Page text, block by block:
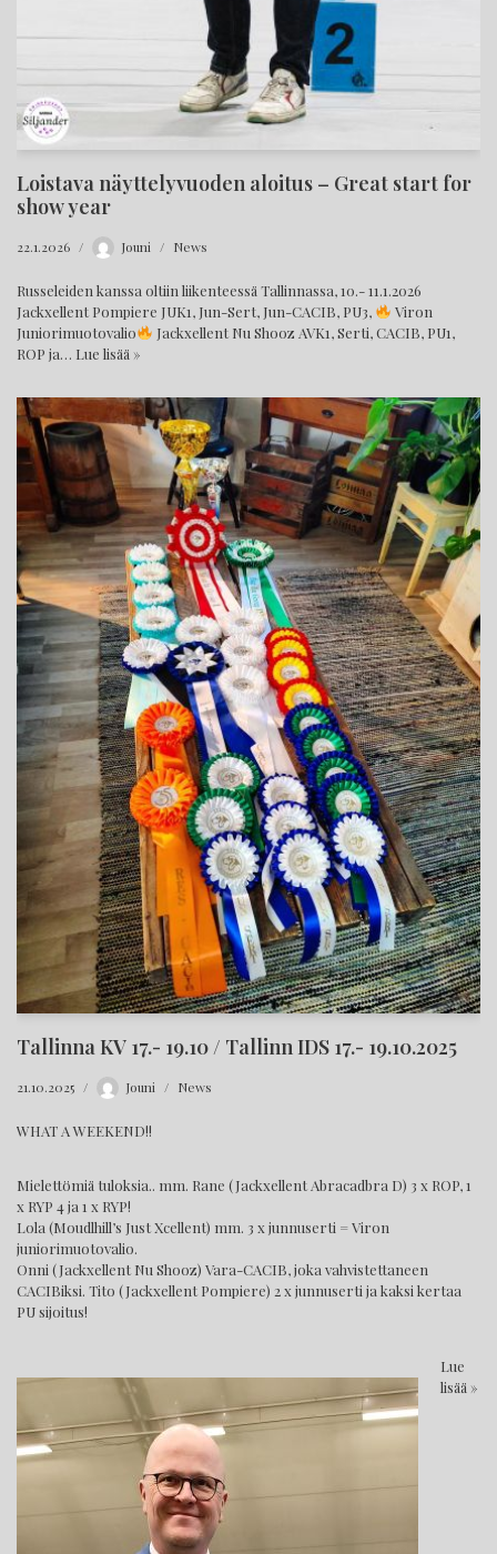
Loistava näyttelyvuoden aloitus – Great start for
show year
22.1.2026 Jouni News
Russeleiden kanssa oltiin liikenteessä Tallinnassa, 10.- 11.1.2026
Jackxellent Pompiere JUK1, Jun-Sert, Jun-CACIB, PU3,
Viron
Juniorimuotovalio
Jackxellent Nu Shooz AVK1, Serti, CACIB, PU1,
ROP ja… Lue lisää »
Tallinna KV 17.- 19.10 / Tallinn IDS 17.- 19.10.2025
21.10.2025 Jouni News
WHAT A WEEKEND!!
Mielettömiä tuloksia.. mm. Rane (Jackxellent Abracadbra D) 3 x ROP, 1
x RYP 4 ja 1 x RYP!
Lola (Moudlhill’s Just Xcellent) mm. 3 x junnuserti = Viron
juniorimuotovalio.
Onni (Jackxellent Nu Shooz) Vara-CACIB, joka vahvistettaneen
CACIBiksi. Tito (Jackxellent Pompiere) 2 x junnuserti ja kaksi kertaa
PU sijoitus!
Lue
lisää »